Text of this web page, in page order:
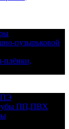
пузырьковой
плёнки,
ПЭ
ПП,ПВХ